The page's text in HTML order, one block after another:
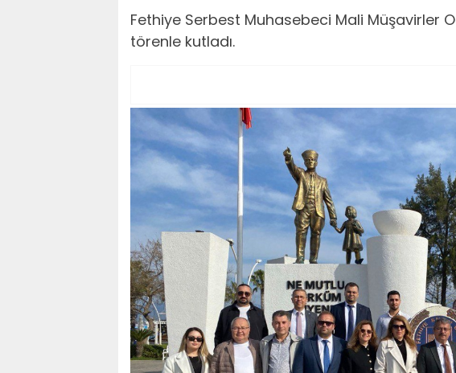
Fethiye Serbest Muhasebeci Mali Müşavirler
törenle kutladı.